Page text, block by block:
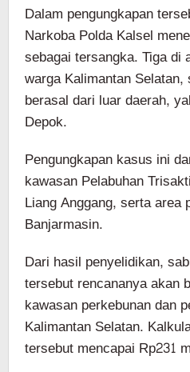
Dalam pengungkapan
Narkoba Polda Kalsel
sebagai tersangka. Tiga di
warga Kalimantan
berasal dari luar daerah,
Depok.
Pengungkapan kasus ini
kawasan Pelabuhan
Liang Anggang, serta area
Banjarmasin.
Dari hasil penyelidikan,
tersebut rencananya akan
kawasan perkebunan dan
Kalimantan Selatan.
tersebut mencapai Rp231